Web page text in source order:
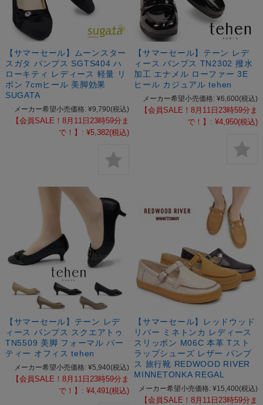
【サマーセール】ムーンスター
スガタ パンプス SGTS404 ハ
ローキティ レディース 軽量 リ
ボン 7cmヒール 美脚効果
SUGATA
メーカー希望小売価格: ¥9,790(税込)
【会員SALE！8月11日23時59分ま
で！】: ¥5,382(税込)
【サマーセール】テーン レデ
ィース パンプス TN2302 撥水
加工 エナメル ローファー 3E
ヒール カジュアル tehen
メーカー希望小売価格: ¥6,600(税込)
【会員SALE！8月11日23時59分ま
で！】: ¥4,950(税込)
【サマーセール】テーン レデ
ィース パンプス スクエアトゥ
TN5509 美脚 フォーマル パー
ティー オフィス tehen
メーカー希望小売価格: ¥5,940(税込)
【会員SALE！8月11日23時59分ま
で！】: ¥4,491(税込)
【サマーセール】レッドウッド
リバー ミネトンカ レディース
スリッポン M06C 本革 Tスト
ラップシューズ レザー パンプ
ス 旅行靴 REDWOOD RIVER
MINNETONKA REGAL
メーカー希望小売価格: ¥15,400(税込)
【会員SALE！8月11日23時59分ま